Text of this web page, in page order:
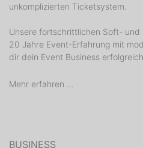
unkomplizierten Ticketsystem.
Unsere fortschrittlichen Soft- und
20 Jahre Event-Erfahrung mit
dir dein Event Business
Mehr erfahren ...
BUSINESS